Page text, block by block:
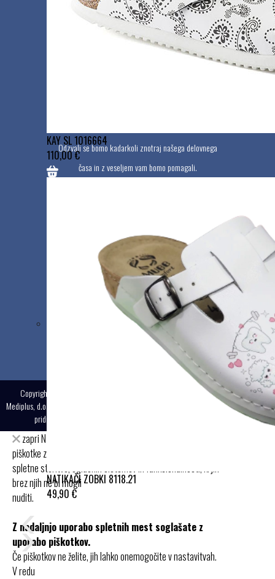
KAY SL 1016664
110,00 €
NATIKAČI ZOBKI 8118.21
49,90 €
Vračila in reklamacije
Odzvali se bomo kadarkoli znotraj našega delovnega
časa in z veseljem vam bomo pomagali.
Med delovnim časom smo dosegljivi tudi po telefonu:
+386 1 544 64 26
+386 31 573 090
Copyright © 2025
Mediplus, d.o.o., Vse pravice
pridržane.
Izdelava:MMstudio
zapriNa spletnih straneh Mediplus.si uporabljamo
piškotke z namenom zagotavljanja
spletne storitve, oglasnih sistemov in funkcionalnosti, ki jih
brez njih ne bi mogli
nuditi.
Z nadaljnjo uporabo spletnih mest soglašate z
uporabo piškotkov.
Če piškotkov ne želite, jih lahko onemogočite v nastavitvah.
V redu